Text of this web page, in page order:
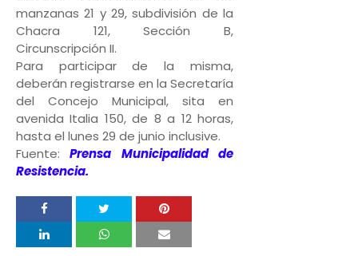
manzanas 21 y 29, subdivisión de la
Chacra 121, Sección B,
Circunscripción II.
Para participar de la misma,
deberán registrarse en la Secretaría
del Concejo Municipal, sita en
avenida Italia 150, de 8 a 12 horas,
hasta el lunes 29 de junio inclusive.
Fuente: Prensa Municipalidad de
Resistencia.